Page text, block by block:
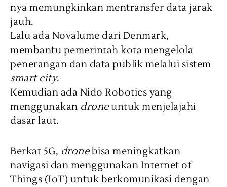
nya memungkinkan mentransfer data jarak
jauh.
Lalu ada Novalume dari Denmark,
membantu pemerintah kota mengelola
penerangan dan data publik melalui sistem
smart city.
Kemudian ada Nido Robotics yang
menggunakan droneuntuk menjelajahi
dasar laut.
Berkat 5G, dronebisa meningkatkan
navigasi dan menggunakan Internet of
Things (IoT) untuk berkomunikasi dengan